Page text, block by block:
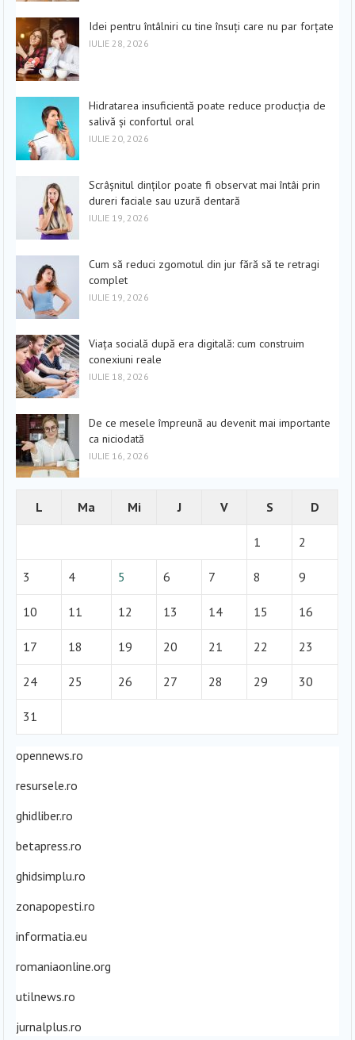
Idei pentru întâlniri cu tine însuți care nu par forțate
IULIE 28, 2026
Hidratarea insuficientă poate reduce producția de
salivă și confortul oral
IULIE 20, 2026
Scrâșnitul dinților poate fi observat mai întâi prin
dureri faciale sau uzură dentară
IULIE 19, 2026
Cum să reduci zgomotul din jur fără să te retragi
complet
IULIE 19, 2026
Viața socială după era digitală: cum construim
conexiuni reale
IULIE 18, 2026
De ce mesele împreună au devenit mai importante
ca niciodată
IULIE 16, 2026
L Ma Mi J V S D
1 2
3 4 5 6 7 8 9
10 11 12 13 14 15 16
17 18 19 20 21 22 23
24 25 26 27 28 29 30
31
opennews.ro
resursele.ro
ghidliber.ro
betapress.ro
ghidsimplu.ro
zonapopesti.ro
informatia.eu
romaniaonline.org
utilnews.ro
jurnalplus.ro